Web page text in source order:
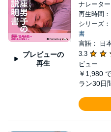
プレビューの
再生
ナレーター
再生時間
シリーズ：
書
言語： 日
3.3
ビュー
￥1,980
ラン30日